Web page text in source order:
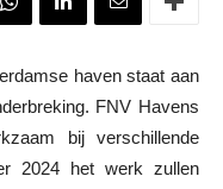
haven staat aan
FNV Havens
bij verschillende
2024 het werk zullen